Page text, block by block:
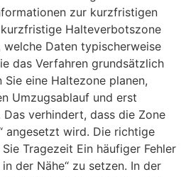
zur kurzfristigen
Halteverbotszone
Daten typischerweise
das Verfahren grundsätzlich
Sie eine Haltezone planen,
Umzugsablauf und erst
verhindert, dass die Zone
angesetzt wird. Die richtige
Tragezeit Ein häufiger Fehler
der Nähe“ zu setzen. In der